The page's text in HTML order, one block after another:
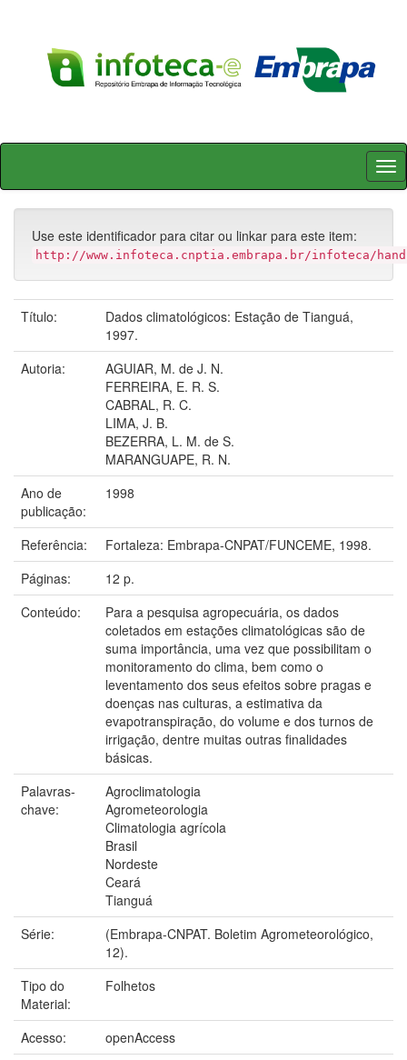
Skip
Use este identificador para citar ou linkar para este item:
http://www.infoteca.cnptia.embrapa.br/infoteca/
Título:
Dados climatológicos: Estação de Tianguá,
1997.
Autoria:
AGUIAR, M. de J. N.
FERREIRA, E. R. S.
CABRAL, R. C.
LIMA, J. B.
BEZERRA, L. M. de S.
MARANGUAPE, R. N.
Ano de
publicação:
1998
Referência:
Fortaleza: Embrapa-CNPAT/FUNCEME, 1998.
Páginas:
12 p.
Conteúdo:
Para a pesquisa agropecuária, os dados
coletados em estações climatológicas são de
suma importância, uma vez que possibilitam o
monitoramento do clima, bem como o
leventamento dos seus efeitos sobre pragas e
doenças nas culturas, a estimativa da
evapotranspiração, do volume e dos turnos de
irrigação, dentre muitas outras finalidades
básicas.
Palavras-
chave:
Agroclimatologia
Agrometeorologia
Climatologia agrícola
Brasil
Nordeste
Ceará
Tianguá
Série:
(Embrapa-CNPAT. Boletim Agrometeorológico,
12).
Tipo do
Material:
Folhetos
Acesso:
openAccess